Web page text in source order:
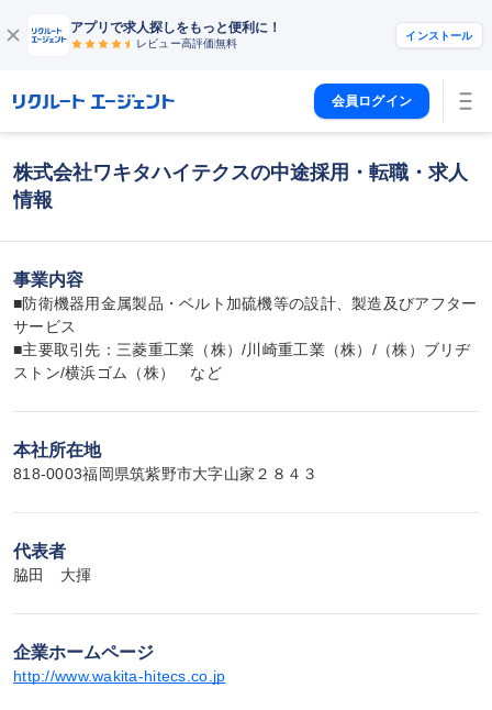
アプリで求人探しをもっと便利に！
レビュー高評価無料
インストール
会員ログイン
株式会社ワキタハイテクスの中途採用・転職・求人
情報
事業内容
■防衛機器用金属製品・ベルト加硫機等の設計、製造及びアフター
サービス
■主要取引先：三菱重工業（株）/川崎重工業（株）/（株）ブリヂ
ストン/横浜ゴム（株）　など
本社所在地
818-0003福岡県筑紫野市大字山家２８４３
代表者
脇田　大揮
企業ホームページ
http://www.wakita-hitecs.co.jp